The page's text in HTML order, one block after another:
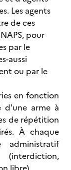
Les agents
de ces
pour
par le
aussi
ou par le
en fonction
d'une arme à
de répétition
À chaque
administratif